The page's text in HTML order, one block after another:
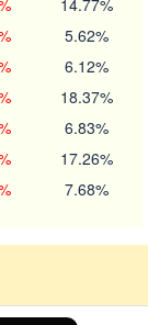
14.77%
5.62%
6.12%
18.37%
6.83%
17.26%
7.68%